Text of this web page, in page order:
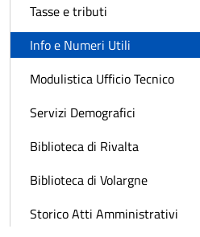
Tasse e tributi
Info e Numeri Utili
Modulistica Ufficio Tecnico
Servizi Demografici
Biblioteca di Rivalta
Biblioteca di Volargne
Storico Atti Amministrativi